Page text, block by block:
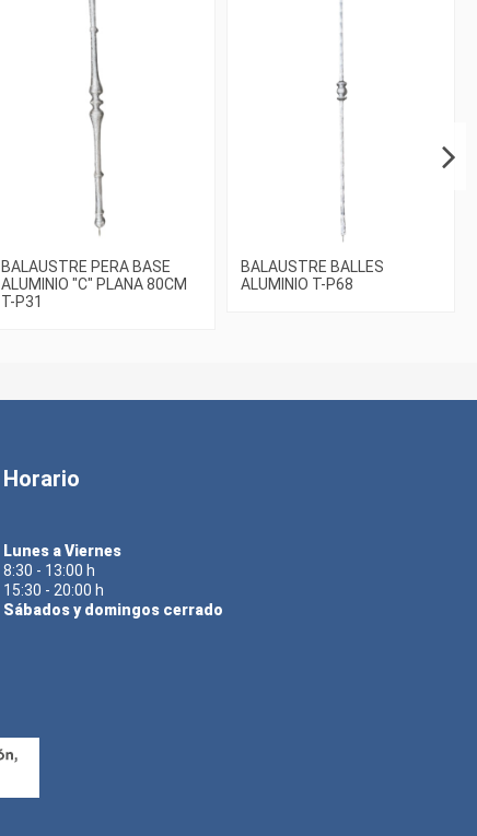
BALAUSTRE PERA BASE
ALUMINIO "C" PLANA 80CM
T-P31
BALAUSTRE BALLES
ALUMINIO T-P68
Horario
Lunes a Viernes
8:30 - 13:00 h
15:30 - 20:00 h
Sábados y domingos cerrado